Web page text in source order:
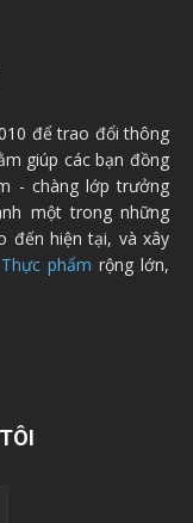
để trao đổi thông
giúp các bạn đồng
- chàng lớp trưởng
một trong những
đến hiện tại, và xây
phẩm rộng lớn,